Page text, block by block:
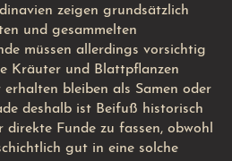
zeigen grundsätzlich
und gesammelten
müssen allerdings vorsichtig
Kräuter und Blattpflanzen
bleiben als Samen oder
deshalb ist Beifuß historisch
Funde zu fassen, obwohl
gut in eine solche